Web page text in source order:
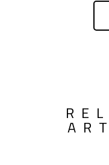
andere mooi
onderstaande 16